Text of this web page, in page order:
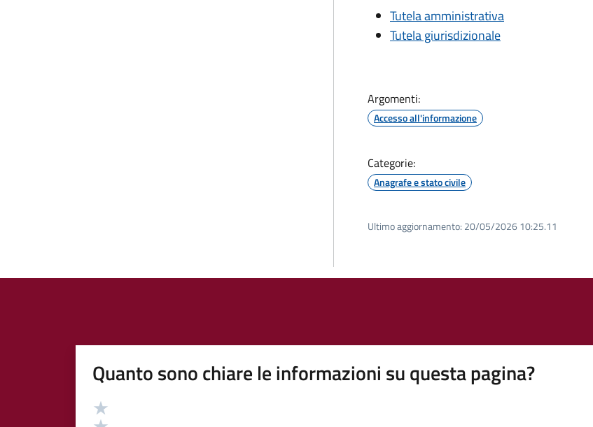
Tutela amministrativa
Tutela giurisdizionale
Argomenti:
Accesso all'informazione
Categorie:
Anagrafe e stato civile
Ultimo aggiornamento: 20/05/2026 10:25.11
Quanto sono chiare le informazioni su questa pagina?
Valutazione